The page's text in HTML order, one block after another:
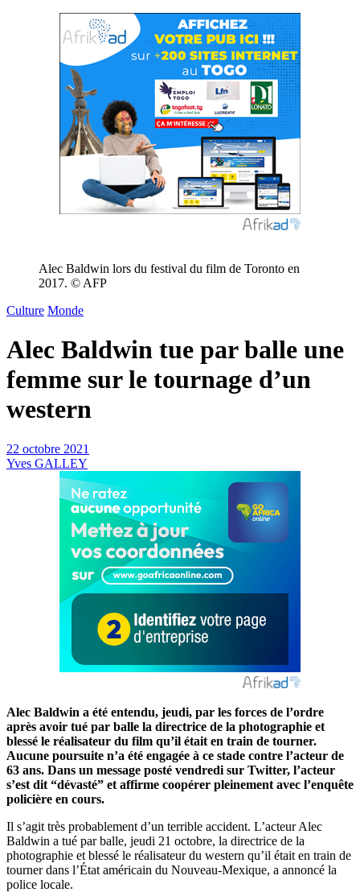
Alec Baldwin lors du festival du film de Toronto en
2017. © AFP
Culture Monde
Alec Baldwin tue par balle une
femme sur le tournage d’un
western
22 octobre 2021
Yves GALLEY
Alec Baldwin a été entendu, jeudi, par les forces de l’ordre
après avoir tué par balle la directrice de la photographie et
blessé le réalisateur du film qu’il était en train de tourner.
Aucune poursuite n’a été engagée à ce stade contre l’acteur de
63 ans. Dans un message posté vendredi sur Twitter, l’acteur
s’est dit “dévasté” et affirme coopérer pleinement avec l’enquête
policière en cours.
Il s’agit très probablement d’un terrible accident. L’acteur Alec
Baldwin a tué par balle, jeudi 21 octobre, la directrice de la
photographie et blessé le réalisateur du western qu’il était en train de
tourner dans l’État américain du Nouveau-Mexique, a annoncé la
police locale.